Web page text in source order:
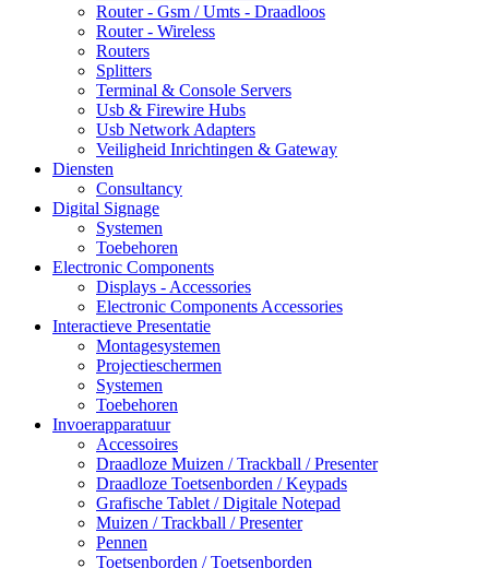
Router - Gsm / Umts - Draadloos
Router - Wireless
Routers
Splitters
Terminal & Console Servers
Usb & Firewire Hubs
Usb Network Adapters
Veiligheid Inrichtingen & Gateway
Diensten
Consultancy
Digital Signage
Systemen
Toebehoren
Electronic Components
Displays - Accessories
Electronic Components Accessories
Interactieve Presentatie
Montagesystemen
Projectieschermen
Systemen
Toebehoren
Invoerapparatuur
Accessoires
Draadloze Muizen / Trackball / Presenter
Draadloze Toetsenborden / Keypads
Grafische Tablet / Digitale Notepad
Muizen / Trackball / Presenter
Pennen
Toetsenborden / Toetsenborden